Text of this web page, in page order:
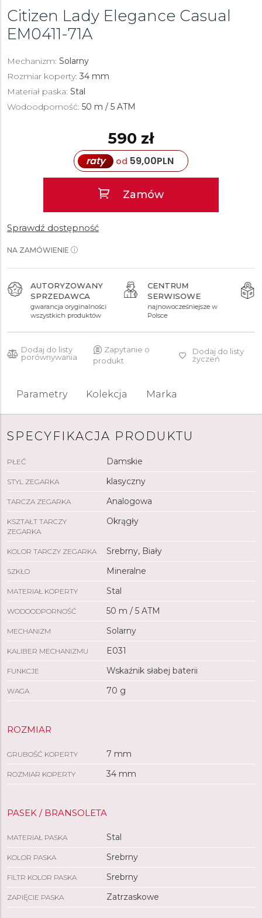
Citizen Lady Elegance Casual
EM0411-71A
Mechanizm: Solarny
Rozmiar koperty: 34 mm
Materiał paska: Stal
Wodoodporność: 50 m / 5 ATM
590 zł
raty od 59,00PLN
Zamów
Sprawdź dostępność
NA ZAMÓWIENIE
AUTORYZOWANY
SPRZEDAWCA
gwarancja oryginalności
wszystkich produktów
CENTRUM
SERWISOWE
najnowocześniejsze w
Polsce
Dodaj do listy
porównywania
Zapytanie o
produkt
Dodaj do listy
życzeń
Parametry Kolekcja Marka
SPECYFIKACJA PRODUKTU
PŁEĆ Damskie
STYL ZEGARKA klasyczny
TARCZA ZEGARKA Analogowa
KSZTAŁT TARCZY
ZEGARKA
Okrągły
KOLOR TARCZY ZEGARKA Srebrny, Biały
SZKŁO Mineralne
MATERIAŁ KOPERTY Stal
WODOODPORNOŚĆ 50 m / 5 ATM
MECHANIZM Solarny
KALIBER MECHANIZMU E031
FUNKCJE Wskaźnik słabej baterii
WAGA 70 g
ROZMIAR
GRUBOŚĆ KOPERTY 7 mm
ROZMIAR KOPERTY 34 mm
PASEK / BRANSOLETA
MATERIAŁ PASKA Stal
KOLOR PASKA Srebrny
FILTR KOLOR PASKA Srebrny
ZAPIĘCIE PASKA Zatrzaskowe